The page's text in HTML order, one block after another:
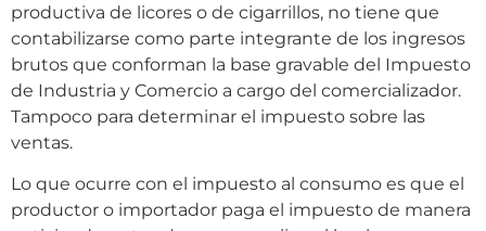
productiva de licores o de cigarrillos, no tiene que
contabilizarse como parte integrante de los ingresos
brutos que conforman la base gravable del Impuesto
de Industria y Comercio a cargo del comercializador.
Tampoco para determinar el impuesto sobre las
ventas.
Lo que ocurre con el impuesto al consumo es que el
productor o importador paga el impuesto de manera